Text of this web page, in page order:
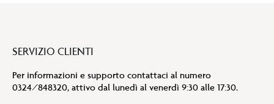
SERVIZIO CLIENTI
Per informazioni e supporto contattaci al numero
0324/848320, attivo dal lunedì al venerdì 9:30 alle 17:30.